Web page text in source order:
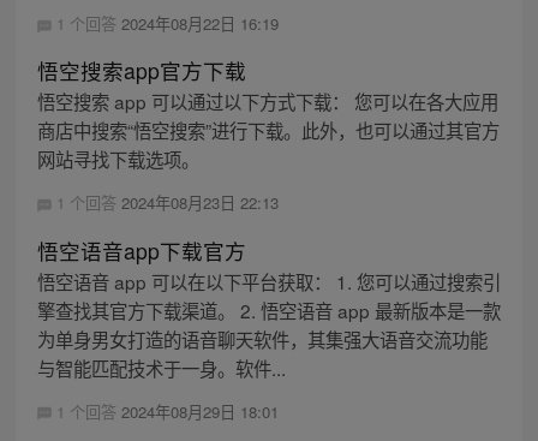
1 个回答 2024年08月22日 16:19
悟空搜索app官方下载
悟空搜索 app 可以通过以下方式下载： 您可以在各大应用
商店中搜索“悟空搜索”进行下载。此外，也可以通过其官方
网站寻找下载选项。
1 个回答 2024年08月23日 22:13
悟空语音app下载官方
悟空语音 app 可以在以下平台获取： 1. 您可以通过搜索引
擎查找其官方下载渠道。 2. 悟空语音 app 最新版本是一款
为单身男女打造的语音聊天软件，其集强大语音交流功能
与智能匹配技术于一身。软件...
1 个回答 2024年08月29日 18:01